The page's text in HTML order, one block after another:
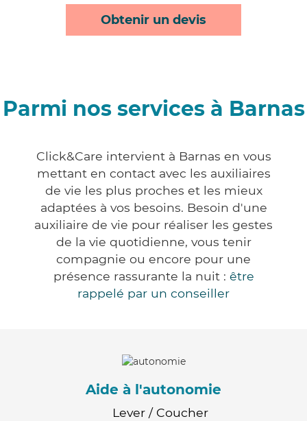
Obtenir un devis
Parmi nos services à Barnas
Click&Care intervient à Barnas en vous
mettant en contact avec les auxiliaires
de vie les plus proches et les mieux
adaptées à vos besoins. Besoin d'une
auxiliaire de vie pour réaliser les gestes
de la vie quotidienne, vous tenir
compagnie ou encore pour une
présence rassurante la nuit : être
rappelé par un conseiller
Aide à l'autonomie
Lever / Coucher